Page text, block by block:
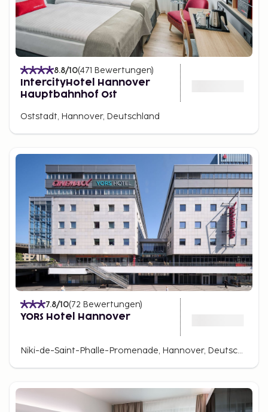
8.8/10(471 Bewertungen)
IntercityHotel Hannover
Hauptbahnhof Ost
Oststadt, Hannover, Deutschland
7.8/10(72 Bewertungen)
YORS Hotel Hannover
Niki-de-Saint-Phalle-Promenade, Hannover, Deutschland